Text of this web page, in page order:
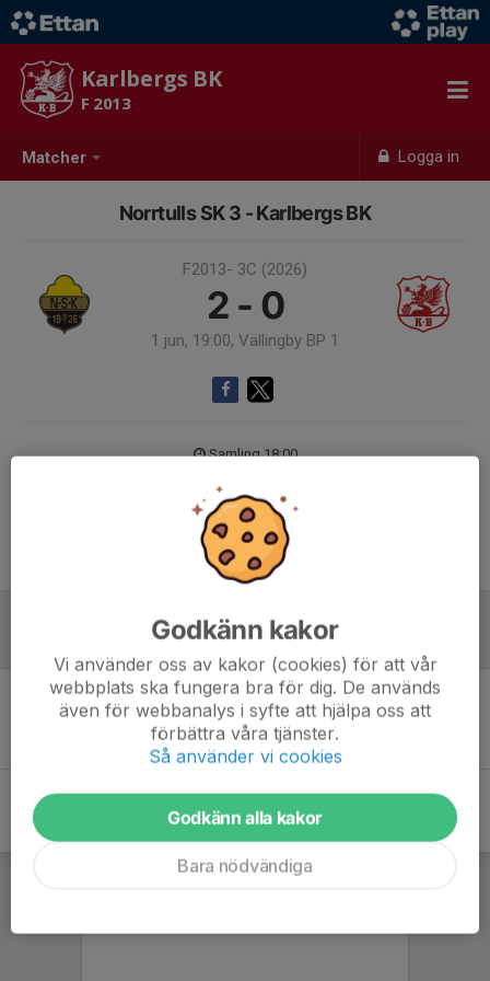
Matcher Logga in
Karlbergs BK
F 2013
Norrtulls SK 3 - Karlbergs BK
F2013- 3C (2026)
2 - 0
1 jun, 19:00, Vällingby BP 1
Samling 18:00
Logga in här
www.stff.se/rs/matchfakta/norrtulls-sk-3-karlbergs-bk-31-flickor-
2013/6642724/
Inget referat skrivet
Godkänn kakor
Vi använder oss av kakor (cookies) för att vår
webbplats ska fungera bra för dig. De används
även för webbanalys i syfte att hjälpa oss att
förbättra våra tjänster.
Så använder vi cookies
Godkänn alla kakor
Bara nödvändiga